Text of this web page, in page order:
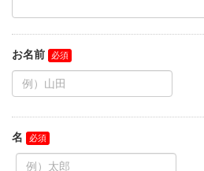
お名前
名